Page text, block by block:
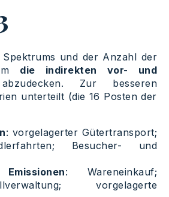
und der Anzahl der
die indirekten vor- und
Zur besseren
unterteilt (die 16 Posten der
: vorgelagerter Gütertransport;
Besucher- und
: Wareneinkauf;
vorgelagerte